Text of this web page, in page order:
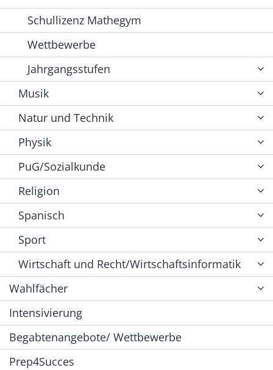
Schullizenz Mathegym
Wettbewerbe
Jahrgangsstufen
Musik
Natur und Technik
Physik
PuG/Sozialkunde
Religion
Spanisch
Sport
Wirtschaft und Recht/Wirtschaftsinformatik
Wahlfächer
Intensivierung
Begabtenangebote/ Wettbewerbe
Prep4Succes